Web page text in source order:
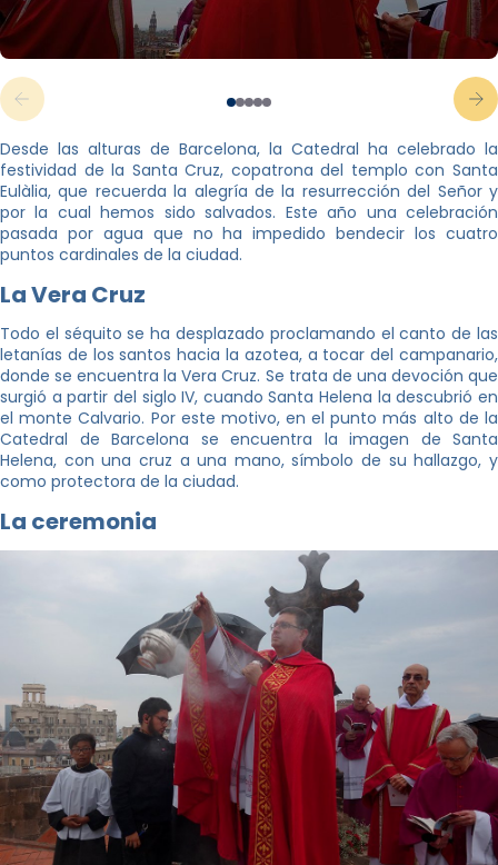
Desde las alturas de Barcelona, la Catedral ha celebrado la
festividad de la Santa Cruz, copatrona del templo con Santa
Eulàlia, que recuerda la alegría de la resurrección del Señor y
por la cual hemos sido salvados. Este año una celebración
pasada por agua que no ha impedido bendecir los cuatro
puntos cardinales de la ciudad.
La Vera Cruz
Todo el séquito se ha desplazado proclamando el canto de las
letanías de los santos hacia la azotea, a tocar del campanario,
donde se encuentra la Vera Cruz. Se trata de una devoción que
surgió a partir del siglo IV, cuando Santa Helena la descubrió en
el monte Calvario. Por este motivo, en el punto más alto de la
Catedral de Barcelona se encuentra la imagen de Santa
Helena, con una cruz a una mano, símbolo de su hallazgo, y
como protectora de la ciudad.
La ceremonia